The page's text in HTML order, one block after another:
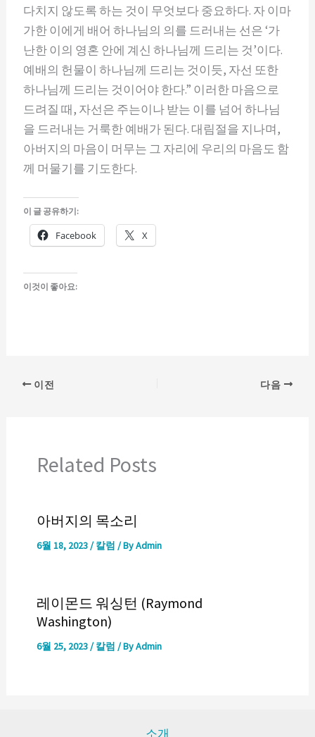
다치지 않도록 하는 것이 무엇보다 중요하다. 자 이마
가한 이에게 배어 하나님의 의를 드러내는 선은 ‘가
난한 이의 영혼 안에 계신 하나님께 드리는 것’이다.
예배의 헌물이 하나님께 드리는 것이듯, 자선 또한
하나님께 드리는 것이어야 한다.” 이러한 마음으로
드려질 때, 자선은 주는이나 받는 이를 넘어 하나님
을 드러내는 거룩한 예배가 된다. 대림절을 지나며,
아버지의 마음이 머무는 그 자리에 우리의 마음도 함
께 머물기를 기도한다.
이 글 공유하기:
Facebook X
이것이 좋아요:
이전 다음
Related Posts
아버지의 목소리
6월 18, 2023/칼럼 / ByAdmin
레이몬드 워싱턴 (Raymond
Washington)
6월 25, 2023/칼럼 / ByAdmin
소개